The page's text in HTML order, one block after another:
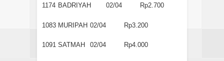
1174 BADRIYAH 02/04 Rp2.700
1083 MURIPAH 02/04 Rp3.200
1091 SATMAH 02/04 Rp4.000